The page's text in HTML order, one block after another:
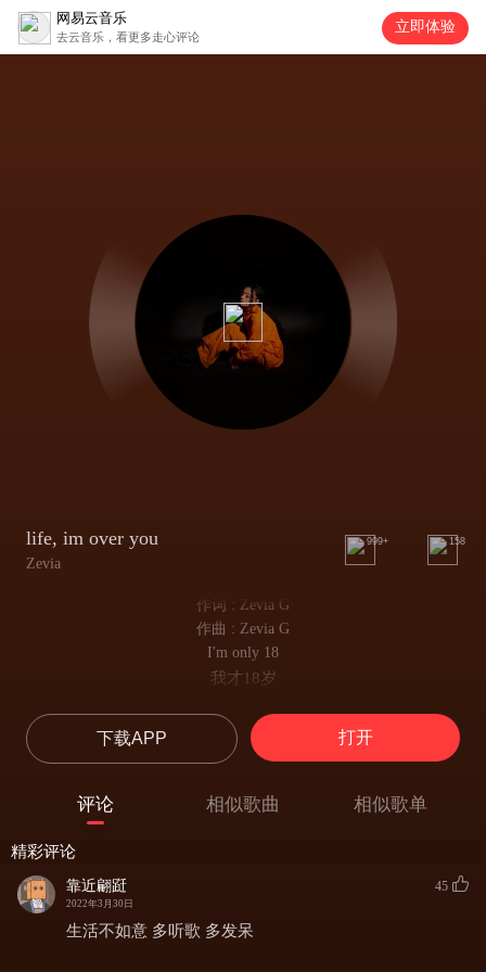
网易云音乐
去云音乐，看更多走心评论
立即体验
life, im over you
Zevia
999+ 158
作词 : Zevia G
作曲 : Zevia G
I'm only 18
我才18岁
但是我感觉我快要离开这个世界了
I'm getting sad too soon
年纪轻轻却郁郁寡欢
我竭尽全力希望能够获得成功
Wish someone loved me enough
下载APP 打开
评论 相似歌曲 相似歌单
精彩评论
靠近翩跹
2022年3月30日
45
生活不如意 多听歌 多发呆